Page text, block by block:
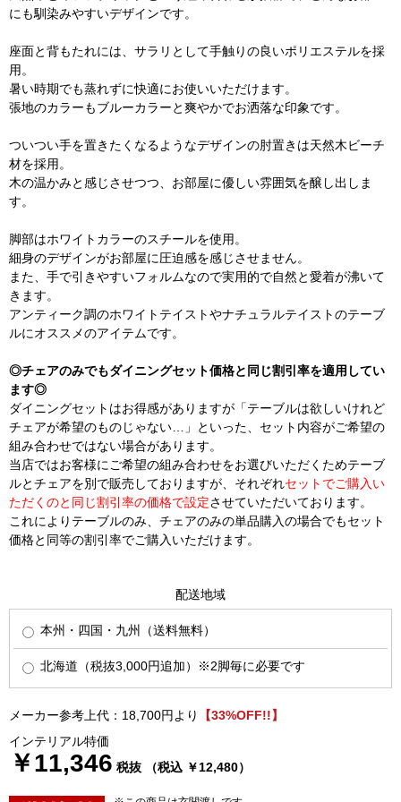
にも馴染みやすいデザインです。
座面と背もたれには、サラリとして手触りの良いポリエステルを採
用。
暑い時期でも蒸れずに快適にお使いいただけます。
張地のカラーもブルーカラーと爽やかでお洒落な印象です。
ついつい手を置きたくなるようなデザインの肘置きは天然木ビーチ
材を採用。
木の温かみと感じさせつつ、お部屋に優しい雰囲気を醸し出しま
す。
脚部はホワイトカラーのスチールを使用。
細身のデザインがお部屋に圧迫感を感じさせません。
また、手で引きやすいフォルムなので実用的で自然と愛着が沸いて
きます。
アンティーク調のホワイトテイストやナチュラルテイストのテーブ
ルにオススメのアイテムです。
◎チェアのみでもダイニングセット価格と同じ割引率を適用してい
ます◎
ダイニングセットはお得感がありますが「テーブルは欲しいけれど
チェアが希望のものじゃない…」といった、セット内容がご希望の
組み合わせではない場合があります。
当店ではお客様にご希望の組み合わせをお選びいただくためテーブ
ルとチェアを別で販売しておりますが、それぞれセットでご購入い
ただくのと同じ割引率の価格で設定させていただいております。
これによりテーブルのみ、チェアのみの単品購入の場合でもセット
価格と同等の割引率でご購入いただけます。
配送地域
本州・四国・九州（送料無料）
北海道（税抜3,000円追加）※2脚毎に必要です
メーカー参考上代：18,700円より
【33%OFF!!】
インテリアル特価
￥11,346 税抜 （税込 ￥12,480）